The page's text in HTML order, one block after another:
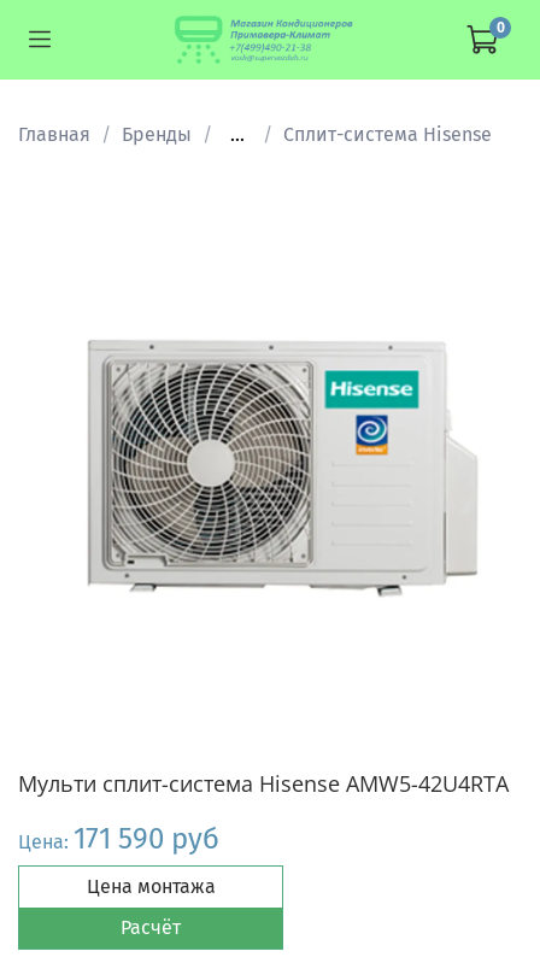
0
Главная Бренды ... Сплит-система Hisense
Мульти сплит-система Hisense AMW5-42U4RTA
Цена: 171 590 руб
Цена монтажа
Расчёт